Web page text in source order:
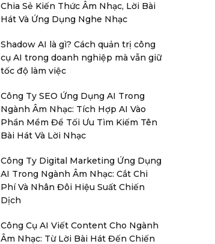
Chia Sẻ Kiến Thức Âm Nhạc, Lời Bài
Hát Và Ứng Dụng Nghe Nhạc
Shadow AI là gì? Cách quản trị công
cụ AI trong doanh nghiệp mà vẫn giữ
tốc độ làm việc
Công Ty SEO Ứng Dụng AI Trong
Ngành Âm Nhạc: Tích Hợp AI Vào
Phần Mềm Để Tối Ưu Tìm Kiếm Tên
Bài Hát Và Lời Nhạc
Công Ty Digital Marketing Ứng Dụng
AI Trong Ngành Âm Nhạc: Cắt Chi
Phí Và Nhân Đôi Hiệu Suất Chiến
Dịch
Công Cụ AI Viết Content Cho Ngành
Âm Nhạc: Từ Lời Bài Hát Đến Chiến